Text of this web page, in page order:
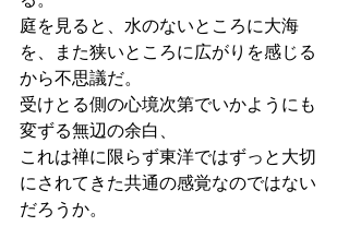
庭を見ると、水のないところに大海
を、また狭いところに広がりを感じる
から不思議だ。
受けとる側の心境次第でいかようにも
変ずる無辺の余白、
これは禅に限らず東洋ではずっと大切
にされてきた共通の感覚なのではない
だろうか。